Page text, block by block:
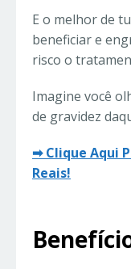
E o melhor de
beneficiar e
risco o
Imagine você
de gravidez
➡ Clique Aqui
Reais!